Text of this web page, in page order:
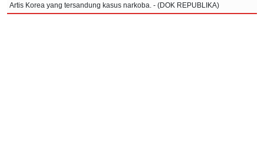
Artis Korea yang tersandung kasus narkoba. - (DOK REPUBLIKA)